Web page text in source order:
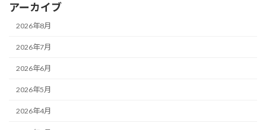
アーカイブ
2026年8月
2026年7月
2026年6月
2026年5月
2026年4月